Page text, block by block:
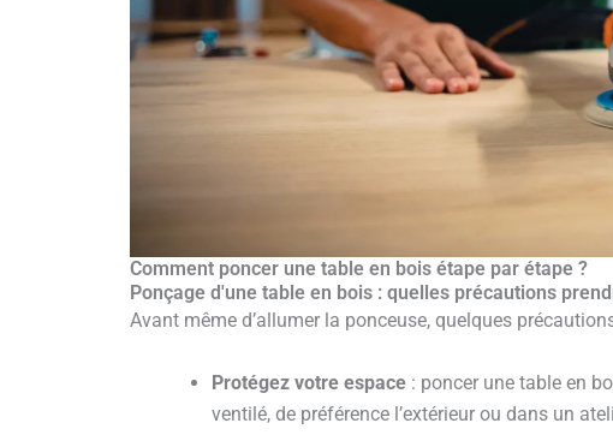
Comment poncer une table en bois étape par étape ?
Ponçage d'une table en bois : quelles précautions
Avant même d’allumer la ponceuse, quelques
Protégez votre espace: poncer une table en
ventilé, de préférence l’extérieur ou dans un